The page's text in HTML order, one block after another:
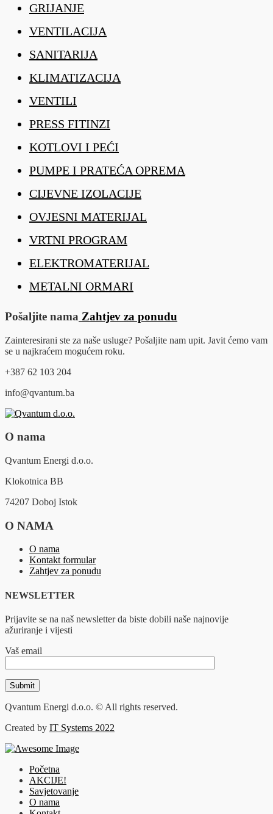
GRIJANJE
VENTILACIJA
SANITARIJA
KLIMATIZACIJA
VENTILI
PRESS FITINZI
KOTLOVI I PEĆI
PUMPE I PRATEĆA OPREMA
CIJEVNE IZOLACIJE
OVJESNI MATERIJAL
VRTNI PROGRAM
ELEKTROMATERIJAL
METALNI ORMARI
Pošaljite nama Zahtjev za ponudu
Zainteresirani ste za naše usluge? Pošaljite nam upit. Javit ćemo vam
se u najkraćem mogućem roku.
+387 62 103 204
info@qvantum.ba
O nama
Qvantum Energi d.o.o.
Klokotnica BB
74207 Doboj Istok
O NAMA
O nama
Kontakt formular
Zahtjev za ponudu
NEWSLETTER
Prijavite se na naš newsletter da biste dobili naše najnovije
ažuriranje i vijesti
Vaš email
Qvantum Energi d.o.o. © All rights reserved.
Created by IT Systems 2022
Početna
AKCIJE!
Savjetovanje
O nama